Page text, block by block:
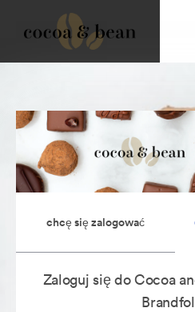
chcę się zalogować
Zaloguj się do Cocoa